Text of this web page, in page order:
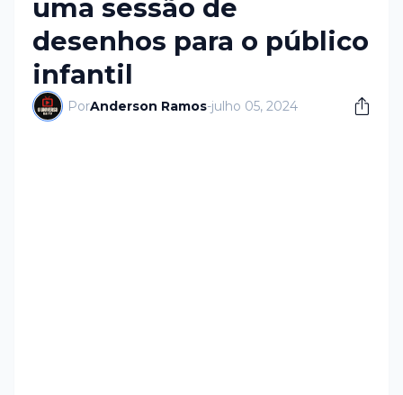
uma sessão de
desenhos para o público
infantil
PorAnderson Ramos-julho 05, 2024